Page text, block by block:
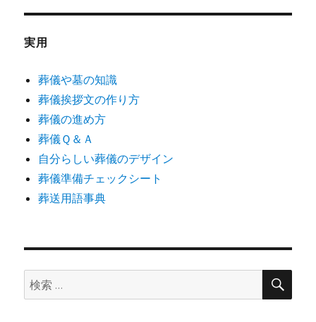
実用
葬儀や墓の知識
葬儀挨拶文の作り方
葬儀の進め方
葬儀Ｑ＆Ａ
自分らしい葬儀のデザイン
葬儀準備チェックシート
葬送用語事典
検
索:
検